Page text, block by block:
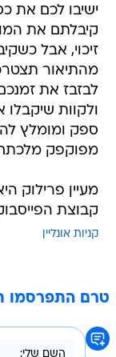
ישיבו לכם את
קיבלתם את
זיכוי, אבל
מהתיאור
לבזבז את
ולקוות שיקבלו
ספק ומומלץ
מפוקפק
מעיין פרילוק
קבוצת
קניות אונליין
טרם התפרסמו